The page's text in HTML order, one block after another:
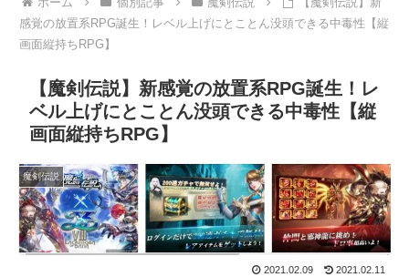
感覚の放置系RPG誕生！レベル上げにとことん没頭できる中毒性【縦
画面縦持ちRPG】
【魔剣伝説】新感覚の放置系RPG誕生！レ
ベル上げにとことん没頭できる中毒性【縦
画面縦持ちRPG】
魔剣伝説
2021.02.09 2021.02.11